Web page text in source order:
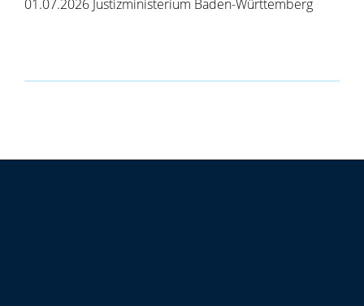
01.07.2026 Justizministerium Baden-Württemberg